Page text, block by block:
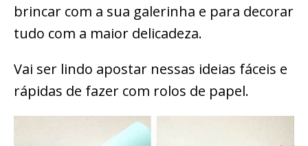
brincar com a sua galerinha e para decorar
tudo com a maior delicadeza.
Vai ser lindo apostar nessas ideias fáceis e
rápidas de fazer com rolos de papel.